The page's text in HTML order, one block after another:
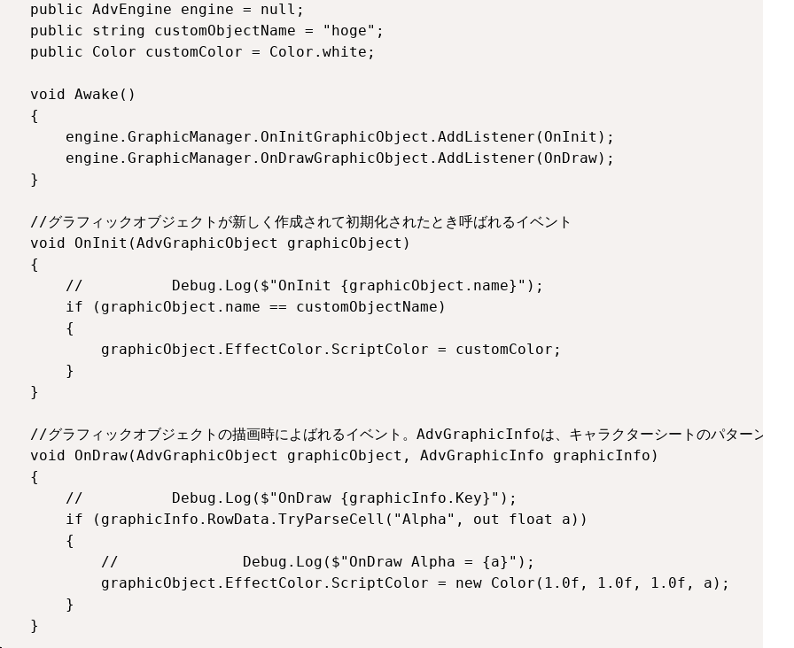
public AdvEngine engine = null;
public string customObjectName = "hoge";
public Color customColor = Color.white;
void Awake()
{
engine.GraphicManager.OnInitGraphicObject.AddListener(OnInit);
engine.GraphicManager.OnDrawGraphicObject.AddListener(OnDraw);
}
//グラフィックオブジェクトが新しく作成されて初期化されたとき呼ばれるイベント
void OnInit(AdvGraphicObject graphicObject)
{
//          Debug.Log($"OnInit {graphicObject.name}");
if (graphicObject.name == customObjectName)
{
graphicObject.EffectColor.ScriptColor = customColor;
}
}
//グラフィックオブジェクトの描画時によばれるイベント。AdvGraphicInfoは、キャラクターシートのパターンご
void OnDraw(AdvGraphicObject graphicObject, AdvGraphicInfo graphicInfo)
{
//          Debug.Log($"OnDraw {graphicInfo.Key}");
if (graphicInfo.RowData.TryParseCell("Alpha", out float a))
{
//              Debug.Log($"OnDraw Alpha = {a}");
graphicObject.EffectColor.ScriptColor = new Color(1.0f, 1.0f, 1.0f, a);
}
}